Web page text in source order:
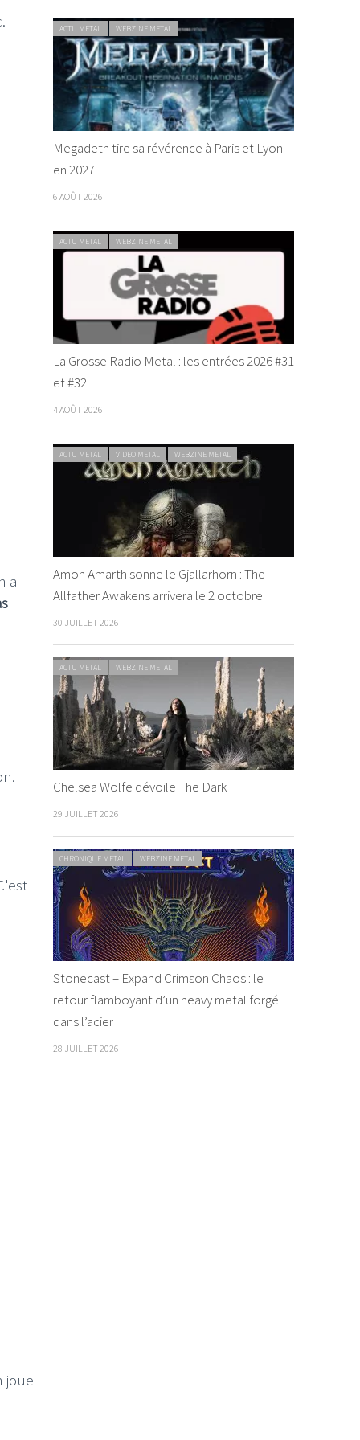
a
joue
ACTU METAL WEBZINE METAL
Megadeth tire sa révérence à Paris et Lyon
en 2027
6 AOÛT 2026
ACTU METAL WEBZINE METAL
La Grosse Radio Metal : les entrées 2026 #31
et #32
4 AOÛT 2026
ACTU METAL VIDEO METAL WEBZINE METAL
Amon Amarth sonne le Gjallarhorn : The
Allfather Awakens arrivera le 2 octobre
30 JUILLET 2026
ACTU METAL WEBZINE METAL
Chelsea Wolfe dévoile The Dark
29 JUILLET 2026
CHRONIQUE METAL WEBZINE METAL
Stonecast – Expand Crimson Chaos : le
retour flamboyant d’un heavy metal forgé
dans l’acier
28 JUILLET 2026